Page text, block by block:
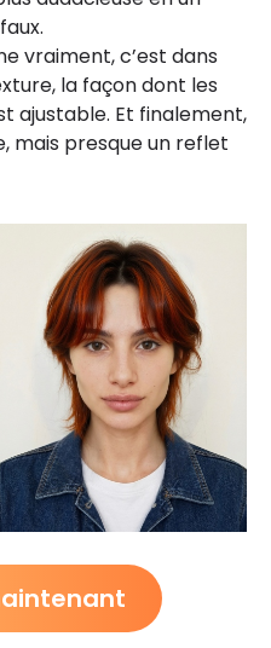
vraiment, c’est dans
la façon dont les
ajustable. Et finalement,
mais presque un reflet